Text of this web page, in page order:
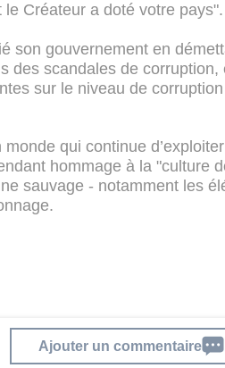
Créateur a doté votre pays".
son gouvernement en
des scandales de corruption,
sur le niveau de
qui continue
hommage à la "culture
sauvage - notamment les
Ajouter un commentaire